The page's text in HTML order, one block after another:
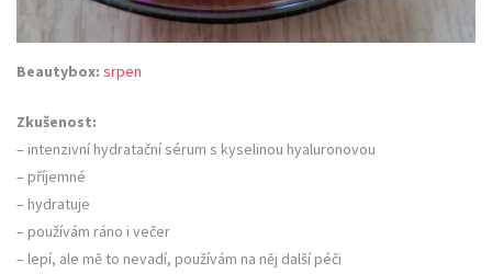
Beautybox: srpen
Zkušenost:
– intenzivní hydratační sérum s kyselinou hyaluronovou
– příjemné
– hydratuje
– používám ráno i večer
– lepí, ale mě to nevadí, používám na něj další péči